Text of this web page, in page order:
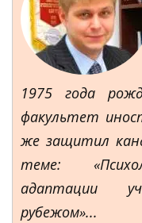
1975 года
факультет
же защитил
теме:
адаптации
рубежом»...